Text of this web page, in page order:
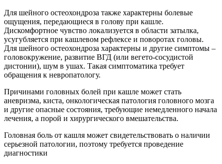
Для шейного остеохондроза также характерны болевые
ощущения, передающиеся в голову при кашле.
Дискомфортное чувство локализуется в области затылка,
усугубляется при кашлевом рефлексе и поворотах головы.
Для шейного остеохондроза характерны и другие симптомы –
головокружение, развитие ВГД (или вегето-сосудистой
дистонии), шум в ушах. Такая симптоматика требует
обращения к невропатологу.
Причинами головных болей при кашле может стать
аневризма, киста, онкологическая патология головного мозга
и другие опасные состояния, требующие немедленного начала
лечения, а порой и хирургического вмешательства.
Головная боль от кашля может свидетельствовать о наличии
серьезной патологии, поэтому требуется проведение
диагностики